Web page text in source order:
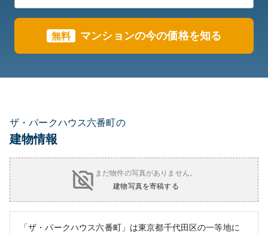
無料 マンションの今の価格を知る
ザ・パークハウス六番町の
建物情報
まだ物件の写真がありません。
建物写真を寄稿する
「ザ・パークハウス六番町」は東京都千代田区の一等地に